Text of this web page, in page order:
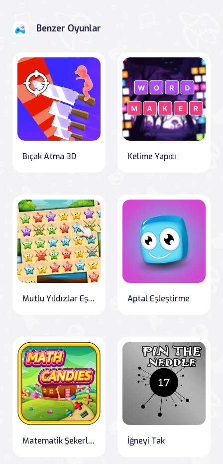
Benzer Oyunlar
Bıçak Atma 3D Kelime Yapıcı
Mutlu Yıldızlar Eşleştirme 3 Aptal Eşleştirme
Matematik Şekerleri İğneyi Tak